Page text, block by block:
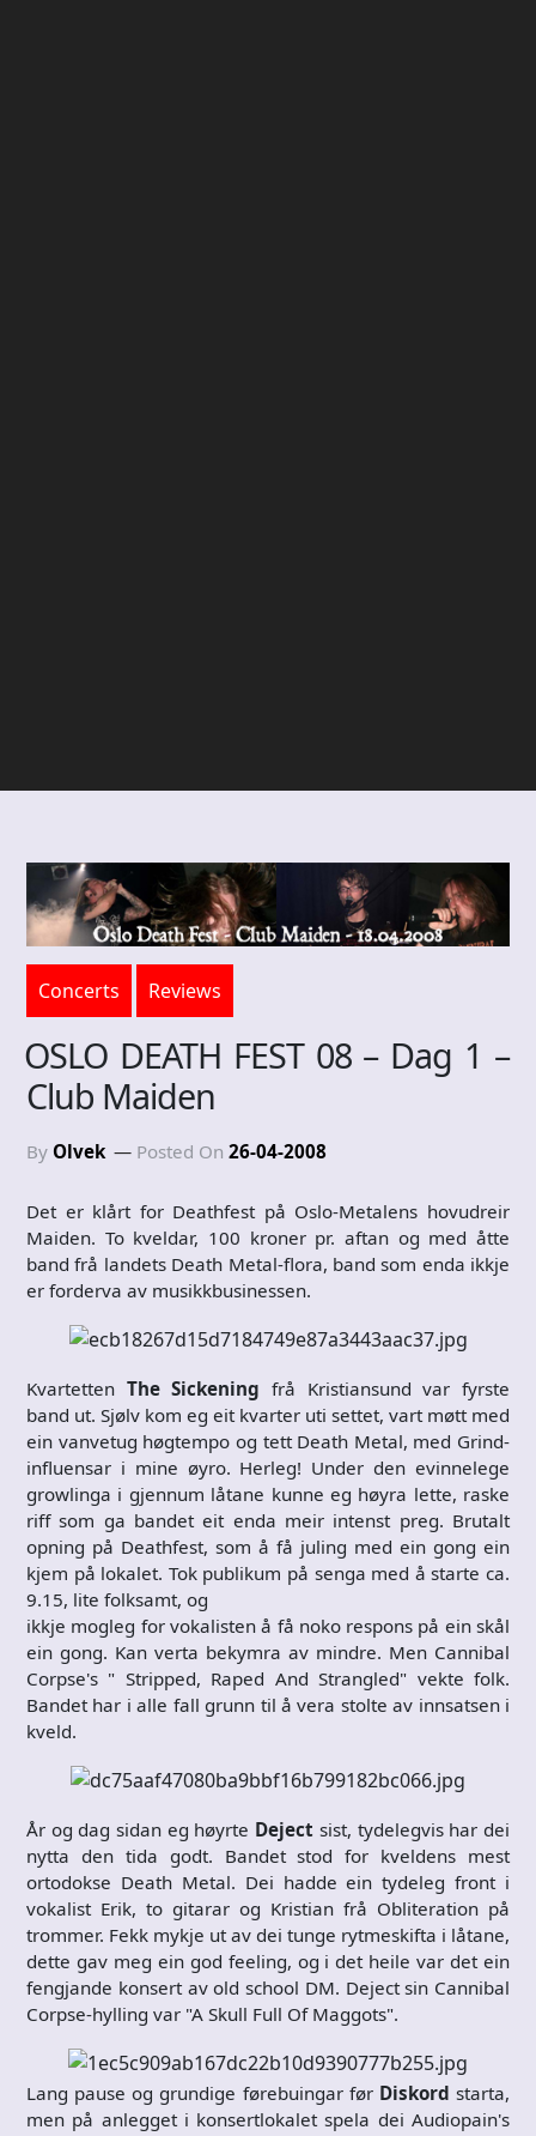
Concerts Reviews
OSLO DEATH FEST 08 – Dag 1 –
Club Maiden
By Olvek Posted On 26-04-2008
Det er klårt for Deathfest på Oslo-Metalens hovudreir
Maiden. To kveldar, 100 kroner pr. aftan og med åtte
band frå landets Death Metal-flora, band som enda ikkje
er forderva av musikkbusinessen.
Kvartetten The Sickening frå Kristiansund var fyrste
band ut. Sjølv kom eg eit kvarter uti settet, vart møtt med
ein vanvetug høgtempo og tett Death Metal, med Grind-
influensar i mine øyro. Herleg! Under den evinnelege
growlinga i gjennum låtane kunne eg høyra lette, raske
riff som ga bandet eit enda meir intenst preg. Brutalt
opning på Deathfest, som å få juling med ein gong ein
kjem på lokalet. Tok publikum på senga med å starte ca.
9.15, lite folksamt, og
ikkje mogleg for vokalisten å få noko respons på ein skål
ein gong. Kan verta bekymra av mindre. Men Cannibal
Corpse's " Stripped, Raped And Strangled" vekte folk.
Bandet har i alle fall grunn til å vera stolte av innsatsen i
kveld.
År og dag sidan eg høyrte Deject sist, tydelegvis har dei
nytta den tida godt. Bandet stod for kveldens mest
ortodokse Death Metal. Dei hadde ein tydeleg front i
vokalist Erik, to gitarar og Kristian frå Obliteration på
trommer. Fekk mykje ut av dei tunge rytmeskifta i låtane,
dette gav meg ein god feeling, og i det heile var det ein
fengjande konsert av old school DM. Deject sin Cannibal
Corpse-hylling var "A Skull Full Of Maggots".
Lang pause og grundige førebuingar før Diskord starta,
men på anlegget i konsertlokalet spela dei Audiopain's